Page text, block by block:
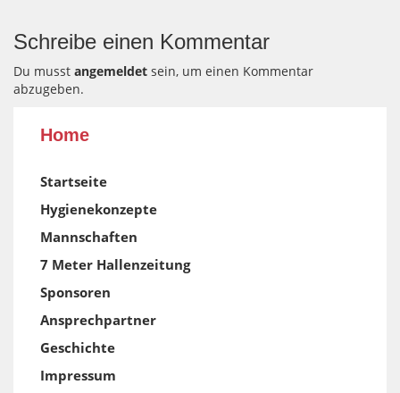
Schreibe einen Kommentar
Du musst angemeldet sein, um einen Kommentar
abzugeben.
Home
Startseite
Hygienekonzepte
Mannschaften
7 Meter Hallenzeitung
Sponsoren
Ansprechpartner
Geschichte
Impressum